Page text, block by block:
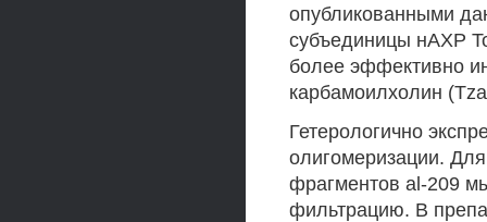
опубликованными
субъединицы нАХР
более эффективно
карбамоилхолин
Гетерологично
олигомеризации.
фрагментов al-209
фильтрацию. В